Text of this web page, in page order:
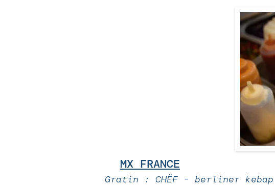
MX FRANCE
Gratin : CHËF - berliner kebap